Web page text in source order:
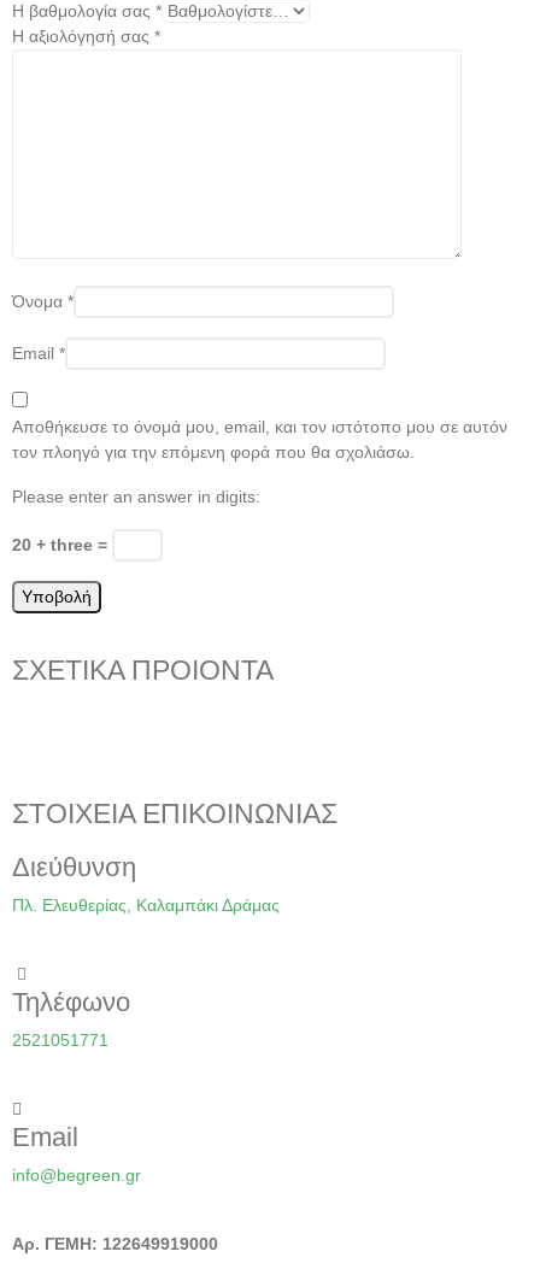
Η βαθμολογία σας *
Η αξιολόγησή σας *
Όνομα *
Email *
Αποθήκευσε το όνομά μου, email, και τον ιστότοπο μου σε αυτόν
τον πλοηγό για την επόμενη φορά που θα σχολιάσω.
Please enter an answer in digits:
20 + three =
ΣΧΕΤΙΚΑ ΠΡΟΙΟΝΤΑ
ΣΤΟΙΧΕΙΑ ΕΠΙΚΟΙΝΩΝΙΑΣ
Διεύθυνση
Πλ. Ελευθερίας, Καλαμπάκι Δράμας
Τηλέφωνο
2521051771
Email
info@begreen.gr
Αρ. ΓΕΜΗ: 122649919000